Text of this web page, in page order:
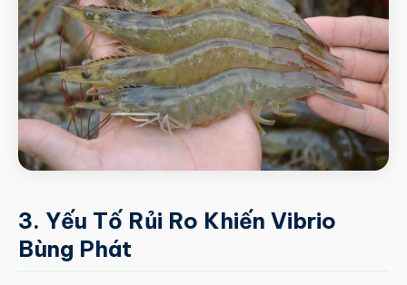
3. Yếu Tố Rủi Ro Khiến Vibrio
Bùng Phát